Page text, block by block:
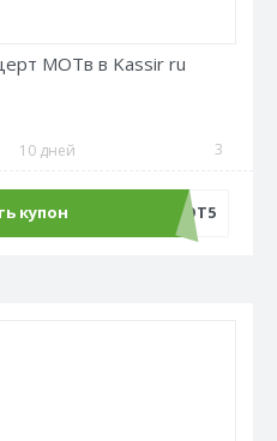
МОТв в Kassir ru
10 дней 3
купон МОТ5